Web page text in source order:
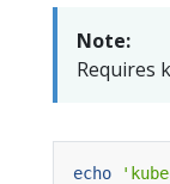
Note:
Requires
echo